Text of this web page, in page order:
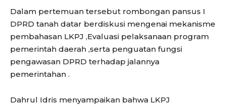
Dalam pertemuan tersebut rombongan pansus I
DPRD tanah datar berdiskusi mengenai mekanisme
pembahasan LKPJ ,Evaluasi pelaksanaan program
pemerintah daerah ,serta penguatan fungsi
pengawasan DPRD terhadap jalannya
pemerintahan .
Dahrul Idris menyampaikan bahwa LKPJ